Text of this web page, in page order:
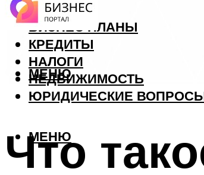
ФОРЕКС
БИЗНЕС ПЛАНЫ
КРЕДИТЫ
НАЛОГИ
НЕДВИЖИМОСТЬ
ЮРИДИЧЕСКИЕ
МЕНЮ
МЕНЮ
Что